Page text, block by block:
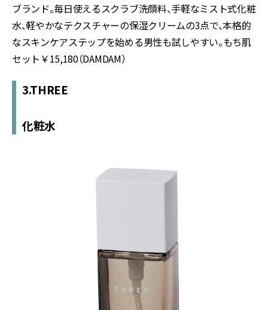
ブランド。毎日使えるスクラブ洗顔料、手軽なミスト式化粧
水、軽やかなテクスチャーの保湿クリームの3点で、本格的
なスキンケアステップを始める男性も試しやすい。もち肌
セット￥15,180（DAMDAM）
3.THREE
化粧水